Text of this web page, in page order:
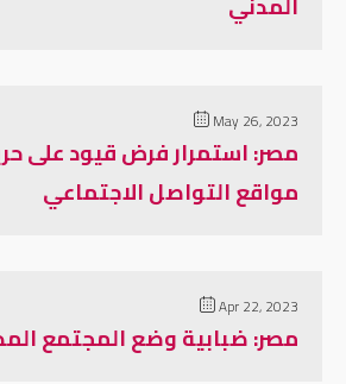
May 26, 2023
مصر: استمرار فرض قيود على
مواقع التواصل الاجتماعي
Apr 22, 2023
مصر: ضبابية وضع المجتمع